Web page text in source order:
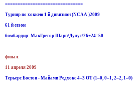
===============================
Турнир по хоккею 1 й дивизион (NCAA )2009
61 й сезон
бомбардир: МакГрегор Шарп/Дулут/26+24=50
финал:
11 апреля 2009
Терьерс Бостон - Майами Редхокс 4–3 ОТ (1–0, 0–1, 2–2, 1–0)